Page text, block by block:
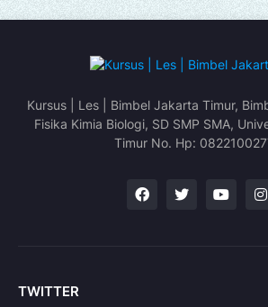
Kursus | Les | Bimbel Jakarta Timur,
Fisika Kimia Biologi, SD SMP SMA,
Timur No. Hp:
TWITTER